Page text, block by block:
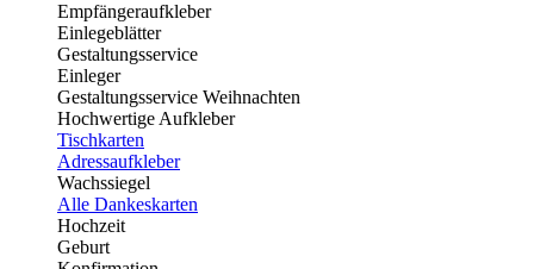
Empfängeraufkleber
Einlegeblätter
Gestaltungsservice
Einleger
Gestaltungsservice Weihnachten
Hochwertige Aufkleber
Tischkarten
Adressaufkleber
Wachssiegel
Alle Dankeskarten
Hochzeit
Geburt